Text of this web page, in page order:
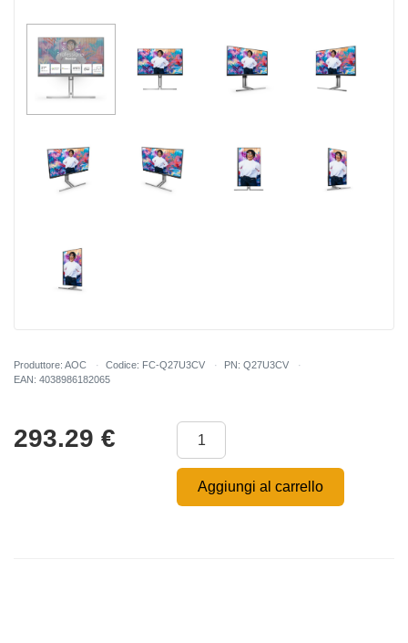
Produttore: AOC Codice: FC-Q27U3CV
PN: Q27U3CV
EAN: 4038986182065
293.29 €
Aggiungi al carrello